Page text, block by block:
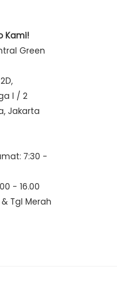
Kami!
Green
I / 2
Jakarta
7:30 -
- 16.00
Tgl Merah